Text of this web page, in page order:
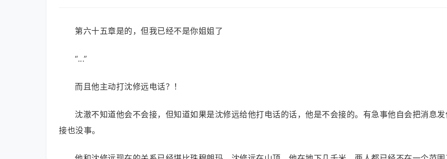
第六十五章是的，但我已经不是你姐姐了
“...”
而且他主动打沈修远电话？！
沈澈不知道他会不会接，但知道如果是沈修远给他打电话的话，他是不会接的。有急事他自会把消息
接也没事。